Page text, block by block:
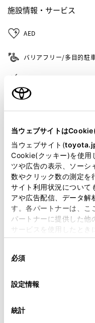
当ウェブサイトは
当ウェブサイト(
Cookie(クッキー)を使用
ツや広告の表示、ソーシ
数やクリック数の測定を
サイト利用状況について
アや広告配信、データ解
す。各パートナーは、こ
パートナーに提供した他
サービスを使用したとき
使用することがあります
デバイスにすべての
意したことになります
設定の変更、同意を撤
「Cookie（クッキー）情
必須
設定情報
統計
施設情報・ サービス
AED
バリアフリー/多目的駐
ａｕケータイ
自動車保険
営業日カレンダー